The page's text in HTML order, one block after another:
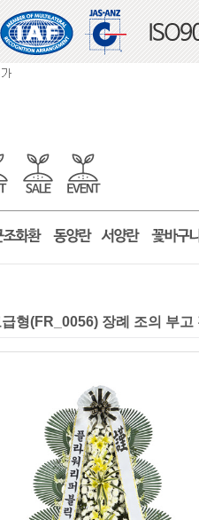
형(FR_0056) 장례 조의 부고